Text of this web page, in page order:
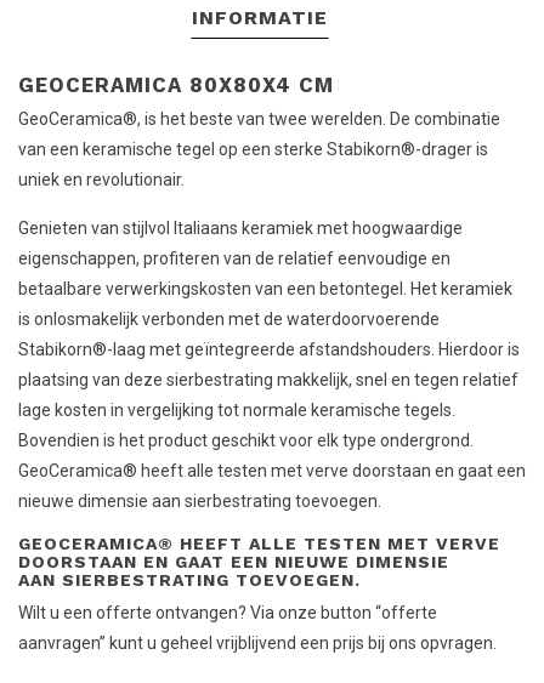
INFORMATIE
GEOCERAMICA 80X80X4 CM
GeoCeramica®, is het beste van twee werelden. De combinatie
van een keramische tegel op een sterke Stabikorn®-drager is
uniek en revolutionair.
Genieten van stijlvol Italiaans keramiek met hoogwaardige
eigenschappen, profiteren van de relatief eenvoudige en
betaalbare verwerkingskosten van een betontegel. Het keramiek
is onlosmakelijk verbonden met de waterdoorvoerende
Stabikorn®-laag met geïntegreerde afstandshouders. Hierdoor is
plaatsing van deze sierbestrating makkelijk, snel en tegen relatief
lage kosten in vergelijking tot normale keramische tegels.
Bovendien is het product geschikt voor elk type ondergrond.
GeoCeramica® heeft alle testen met verve doorstaan en gaat een
nieuwe dimensie aan sierbestrating toevoegen.
GEOCERAMICA® HEEFT ALLE TESTEN MET VERVE
DOORSTAAN EN GAAT EEN NIEUWE DIMENSIE
AAN SIERBESTRATING TOEVOEGEN.
Wilt u een offerte ontvangen? Via onze button “offerte
aanvragen” kunt u geheel vrijblijvend een prijs bij ons opvragen.